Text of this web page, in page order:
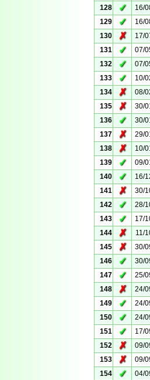
128
✓ 16/
129
✓ 16/
130
✗ 17/
131
✓ 07/
132
✓ 07/
133
✓ 10/
134
✗ 08/
135
✗ 30/
136
✓ 30/
137
✗ 29/
138
✗ 10/
139
✓ 09/
140
✓ 16/
141
✗ 30/
142
✓ 28/
143
✓ 17/
144
✗ 11/
145
✗ 30/
146
✓ 30/
147
✓ 25/
148
✗ 24/
149
✓ 24/
150
✓ 24/
151
✓ 17/
152
✗ 09/
153
✗ 09/
154
✓ 04/